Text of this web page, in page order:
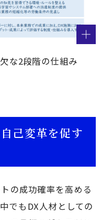
な2段階の仕組み
己変革を促す
の成功確率を高める
でもDX人材としての